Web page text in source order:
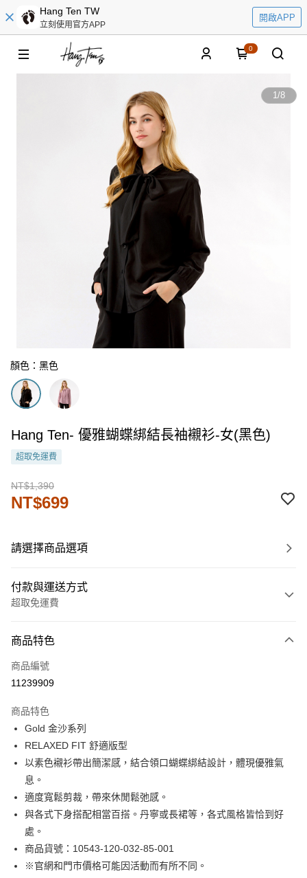
Hang Ten TW
立刻使用官方APP
開啟APP
0
1/8
顏色：黑色
Hang Ten- 優雅蝴蝶綁結長袖襯衫-女(黑色)
超取免運費
NT$1,390
NT$699
請選擇商品選項
付款與運送方式
超取免運費
信用卡一次付款
LINE Pay
街口支付
悠遊付
Google Pay
貨到付款
運送方式
商品特色
商品編號
11239909
商品特色
Gold 金沙系列
RELAXED FIT 舒適版型
以素色襯衫帶出簡潔感，結合領口蝴蝶綁結設計，體現優雅氣
息。
適度寬鬆剪裁，帶來休閒鬆弛感。
與各式下身搭配相當百搭。丹寧或長裙等，各式風格皆恰到好
處。
商品貨號：10543-120-032-85-001
※官網和門市價格可能因活動而有所不同。